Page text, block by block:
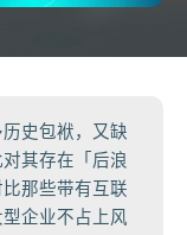
史包袱，又缺
其存在「后浪
那些带有互联
企业不占上风